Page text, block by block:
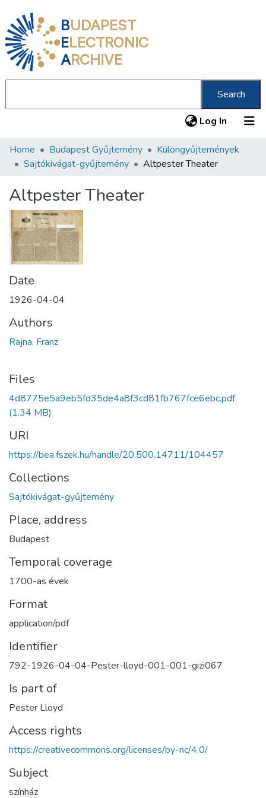
BUDAPEST
ELECTRONIC
ARCHIVE
Search
Log In (current)
Communities & Collections
Statistics
About us
Home Budapest Gyűjtemény
Különgyűjtemények
Sajtókivágat-gyűjtemény
Altpester Theater
Altpester Theater
Date
1926-04-04
Authors
Rajna, Franz
Files
4d8775e5a9eb5fd35de4a8f3cd81fb767fce6ebc.pdf
(1.34 MB)
URI
https://bea.fszek.hu/handle/20.500.14711/104457
Collections
Sajtókivágat-gyűjtemény
Place, address
Budapest
Temporal coverage
1700-as évek
Format
application/pdf
Identifier
792-1926-04-04-Pester-lloyd-001-001-gizi067
Is part of
Pester Lloyd
Access rights
https://creativecommons.org/licenses/by-nc/4.0/
Subject
színház